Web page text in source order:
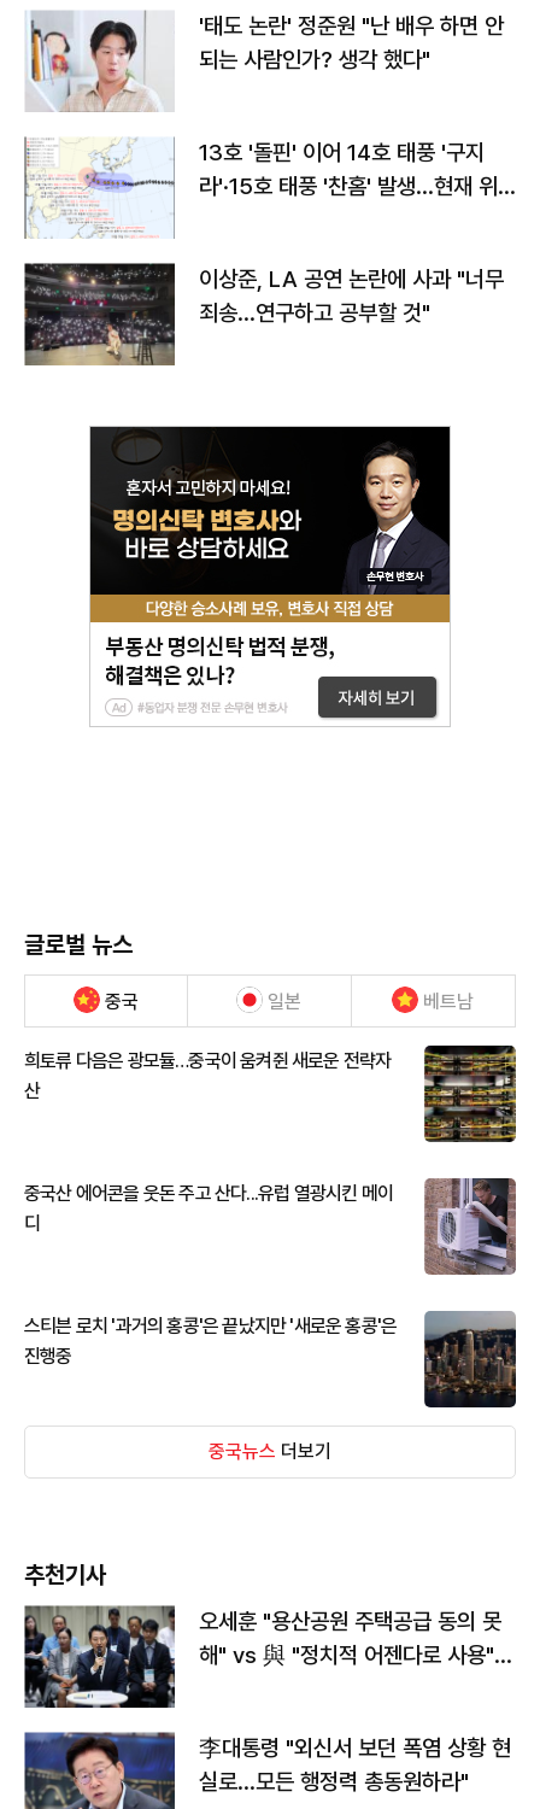
'태도 논란' 정준원 "난 배우 하면 안
되는 사람인가? 생각 했다"
13호 '돌핀' 이어 14호 태풍 '구지
라'·15호 태풍 '찬홈' 발생…현재 위
이상준, LA 공연 논란에 사과 "너무
죄송…연구하고 공부할 것"
글로벌 뉴스
중국 일본 베트남
희토류 다음은 광모듈…중국이 움켜쥔 새로운 전략자
산
중국산 에어콘을 웃돈 주고 산다...유럽 열광시킨 메이
디
스티븐 로치 '과거의 홍콩'은 끝났지만 '새로운 홍콩'은
진행중
중국뉴스 더보기
추천기사
오세훈 "용산공원 주택공급 동의 못
해" vs 與 "정치적 어젠다로 사용"
李대통령 "외신서 보던 폭염 상황 현
실로…모든 행정력 총동원하라"